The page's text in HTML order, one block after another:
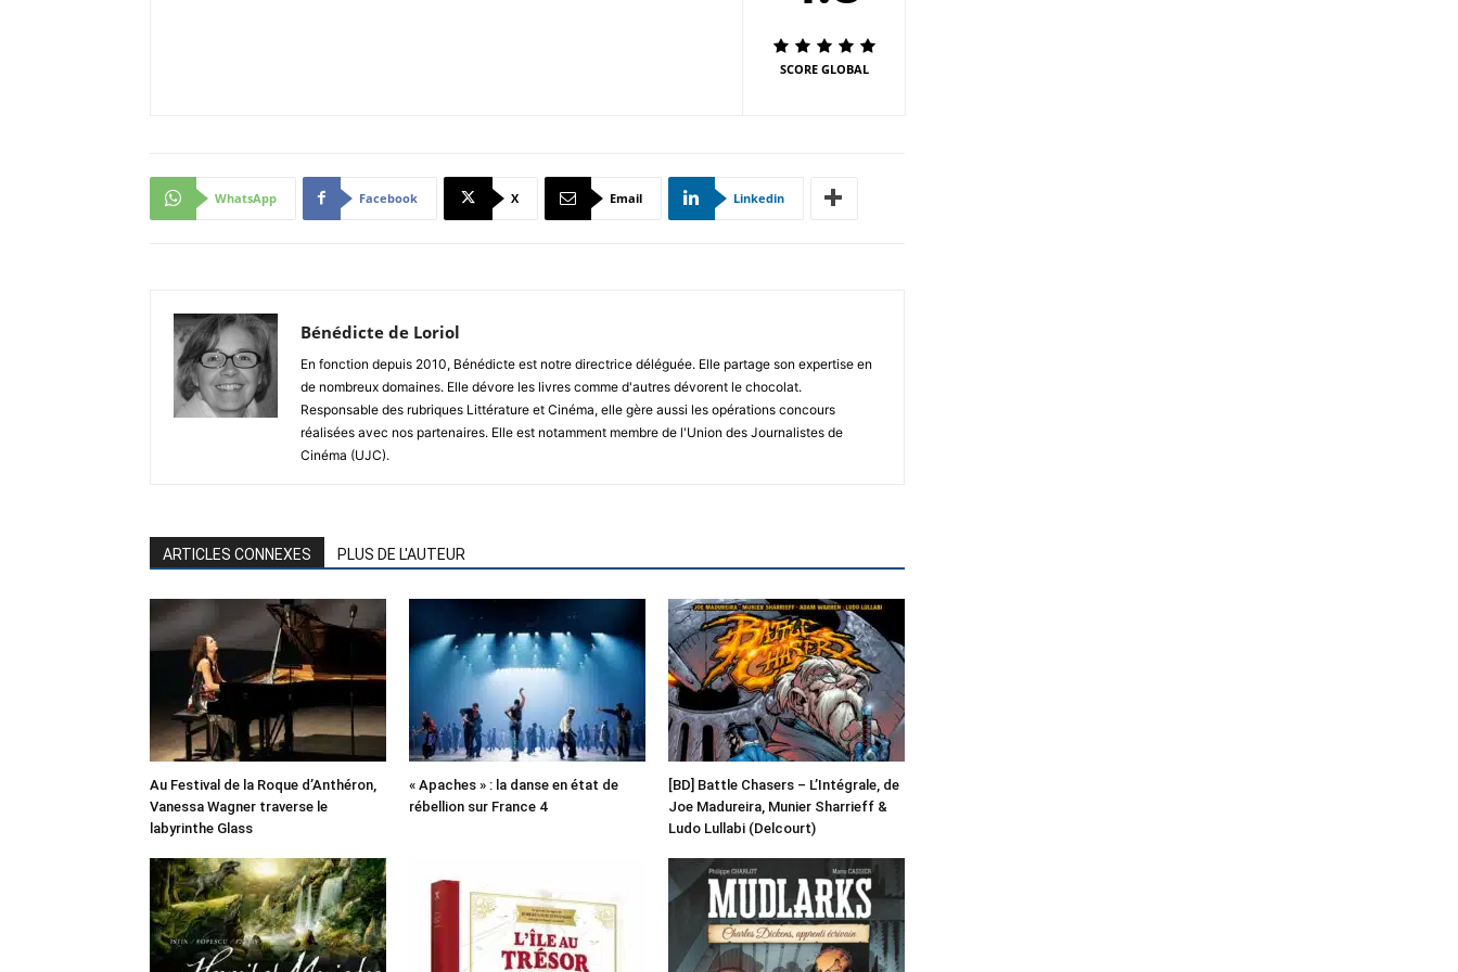
SCORE GLOBAL
WhatsApp Facebook X Email Linkedin
Bénédicte de Loriol
En fonction depuis 2010, Bénédicte est notre directrice déléguée. Elle partage son expertise en
de nombreux domaines. Elle dévore les livres comme d'autres dévorent le chocolat.
Responsable des rubriques Littérature et Cinéma, elle gère aussi les opérations concours
réalisées avec nos partenaires. Elle est notamment membre de l'Union des Journalistes de
Cinéma (UJC).
ARTICLES CONNEXES PLUS DE L'AUTEUR
Au Festival de la Roque d’Anthéron,
Vanessa Wagner traverse le
labyrinthe Glass
« Apaches » : la danse en état de
rébellion sur France 4
[BD] Battle Chasers – L’Intégrale, de
Joe Madureira, Munier Sharrieff &
Ludo Lullabi (Delcourt)